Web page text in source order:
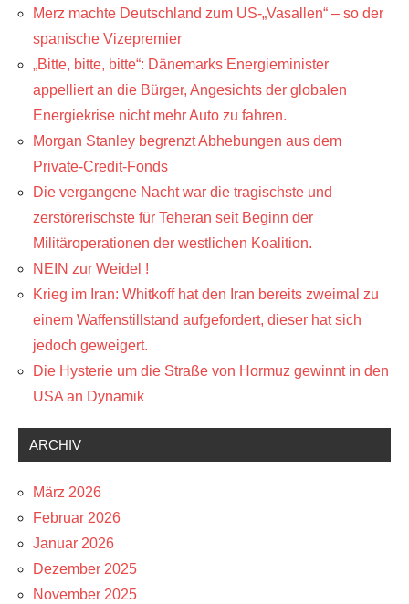
Zionistenlügen
Merz machte Deutschland zum US-„Vasallen“ – so der
spanische Vizepremier
„Bitte, bitte, bitte“: Dänemarks Energieminister
appelliert an die Bürger, Angesichts der globalen
Energiekrise nicht mehr Auto zu fahren.
Morgan Stanley begrenzt Abhebungen aus dem
Private-Credit-Fonds
Die vergangene Nacht war die tragischste und
zerstörerischste für Teheran seit Beginn der
Militäroperationen der westlichen Koalition.
NEIN zur Weidel !
Krieg im Iran: Whitkoff hat den Iran bereits zweimal zu
einem Waffenstillstand aufgefordert, dieser hat sich
jedoch geweigert.
Die Hysterie um die Straße von Hormuz gewinnt in den
USA an Dynamik
ARCHIV
März 2026
Februar 2026
Januar 2026
Dezember 2025
November 2025